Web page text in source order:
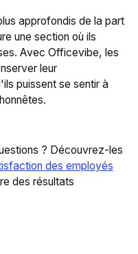
approfondis de la part
une section où ils
Avec Officevibe, les
leur
puissent se sentir à
? Découvrez-les
des employés
des résultats